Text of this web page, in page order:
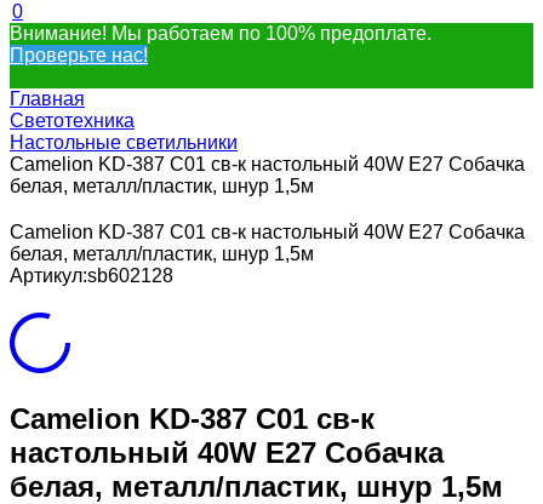
0
Внимание! Мы работаем по 100% предоплате.
Проверьте нас!
Главная
Светотехника
Настольные светильники
Camelion KD-387 C01 св-к настольный 40W E27 Собачка
белая, металл/пластик, шнур 1,5м
Camelion KD-387 C01 св-к настольный 40W E27 Собачка
белая, металл/пластик, шнур 1,5м
Артикул:sb602128
Camelion KD-387 C01 св-к
настольный 40W E27 Собачка
белая, металл/пластик, шнур 1,5м